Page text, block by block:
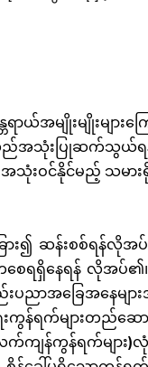
ရာယ်အမျိုးမျိုးမျ
လည်အသုံးပြုဆက်သွယ်
သုံးဝင်နိုင်မည့် သမာ
း၍ ဆန်းစစ်ရန်လို
စေရရှိနေရန် လိုအပ်
ညာအခြေအနေမျ
ကွန်ရက်များတည်ဆ
လက်ကျန်ကွန်ရက်မျ